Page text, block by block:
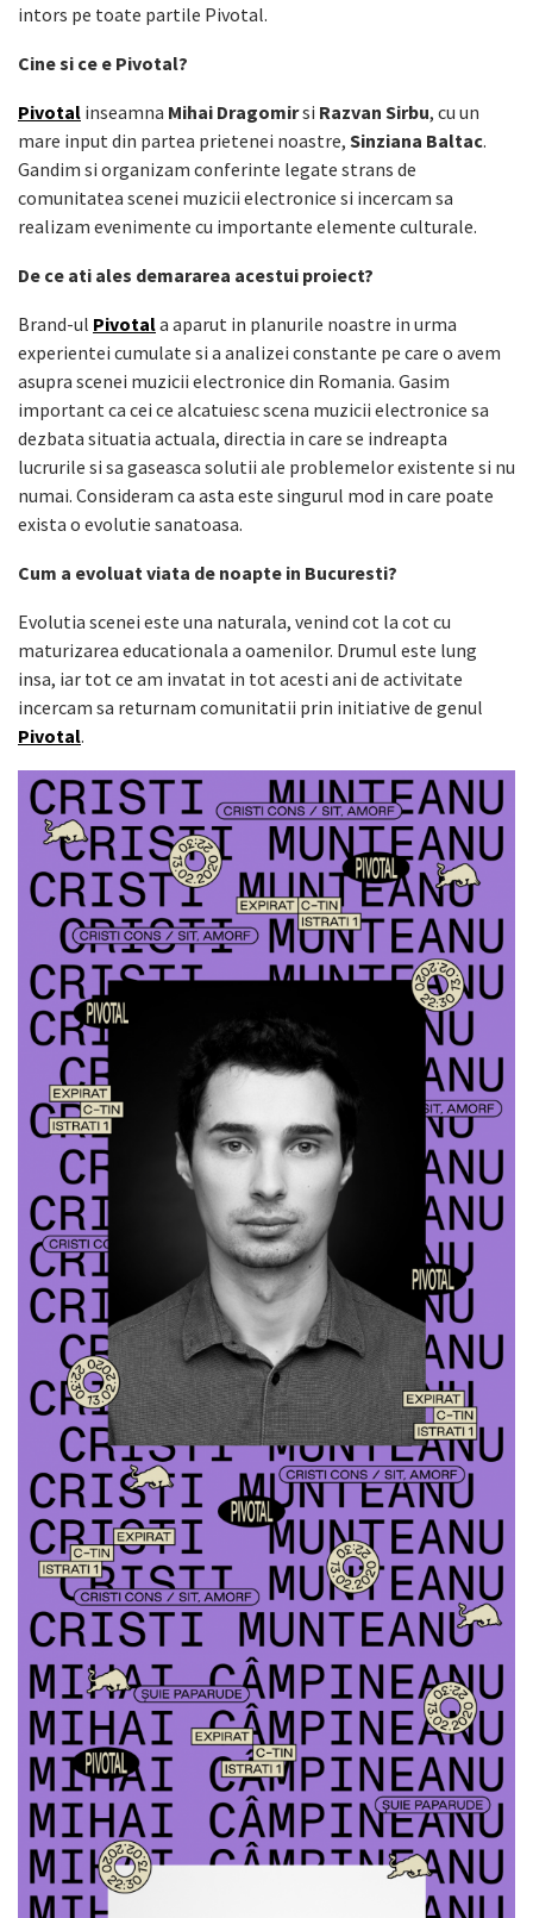
intors pe toate partile Pivotal.
Cine si ce e Pivotal?
Pivotal inseamna Mihai Dragomirsi Razvan Sirbu, cu un
mare input din partea prietenei noastre, Sinziana Baltac.
Gandim si organizam conferinte legate strans de
comunitatea scenei muzicii electronice si incercam sa
realizam evenimente cu importante elemente culturale.
De ce ati ales demararea acestui proiect?
Brand-ul Pivotala aparut in planurile noastre in urma
experientei cumulate si a analizei constante pe care o avem
asupra scenei muzicii electronice din Romania. Gasim
important ca cei ce alcatuiesc scena muzicii electronice sa
dezbata situatia actuala, directia in care se indreapta
lucrurile si sa gaseasca solutii ale problemelor existente si nu
numai. Consideram ca asta este singurul mod in care poate
exista o evolutie sanatoasa.
Cum a evoluat viata de noapte in Bucuresti?
Evolutia scenei este una naturala, venind cot la cot cu
maturizarea educationala a oamenilor. Drumul este lung
insa, iar tot ce am invatat in tot acesti ani de activitate
incercam sa returnam comunitatii prin initiative de genul
Pivotal.